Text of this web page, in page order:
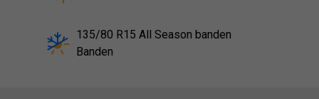
135/80 R15 All Season banden
Banden